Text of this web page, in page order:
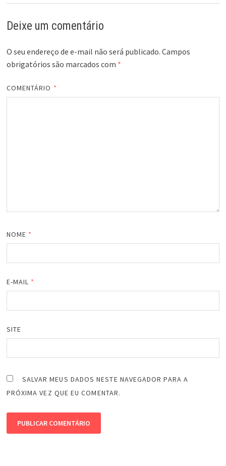
Deixe um comentário
O seu endereço de e-mail não será publicado. Campos
obrigatórios são marcados com *
COMENTÁRIO *
NOME *
E-MAIL *
SITE
SALVAR MEUS DADOS NESTE NAVEGADOR PARA A
PRÓXIMA VEZ QUE EU COMENTAR.